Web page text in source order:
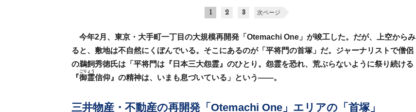
1 2 3 次ページ
今年2月、東京・大手町一丁目の大規模再開発「Otemachi One」が竣工した。だが、上空からみ
ると、敷地は不自然にくぼんでいる。そこにあるのが「平将門の首塚」だ。ジャーナリストで僧侶
の鵜飼秀徳氏は「平将門は『日本三大怨霊』のひとり。怨霊を恐れ、荒ぶらないように祭り続ける
『御霊
ごりょう
信仰』の精神は、いまも息づいている」という――。
三井物産・不動産の再開発「Otemachi One」エリアの「首塚」